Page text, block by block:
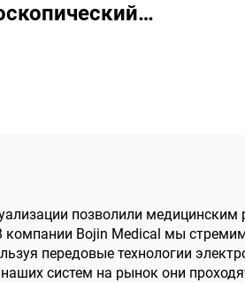
позволили
Bojin Medical мы
передовые технологии
систем на рынок они